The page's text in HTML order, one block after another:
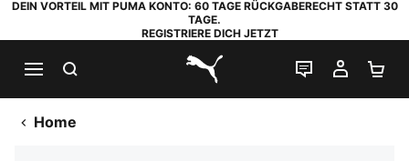
DEIN VORTEIL MIT PUMA KONTO: 60 TAGE RÜCKGABERECHT STATT 30
TAGE.
REGISTRIERE DICH JETZT
PUMA.com
LIVE-CHAT
MEIN
Home